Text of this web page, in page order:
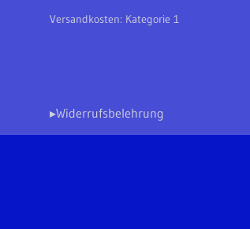
Versandkosten: Kategorie 1
▸Widerrufsbelehrung